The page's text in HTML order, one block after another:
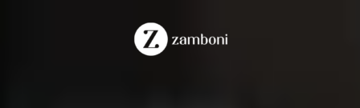
Quer os mesmos resultados?